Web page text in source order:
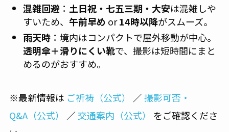
混雑回避： 土日祝・七五三期・大安は混雑しや
すいため、 午前早め or14時以降がスムーズ。
雨天時：境内はコンパクトで屋外移動が中心。
透明傘＋滑りにくい靴で、撮影は短時間にまと
めるのがおすすめ。
※最新情報は ご祈祷（公式） ／撮影可否・
Q&A（公式）
／交通案内（公式）
をご確認くださ